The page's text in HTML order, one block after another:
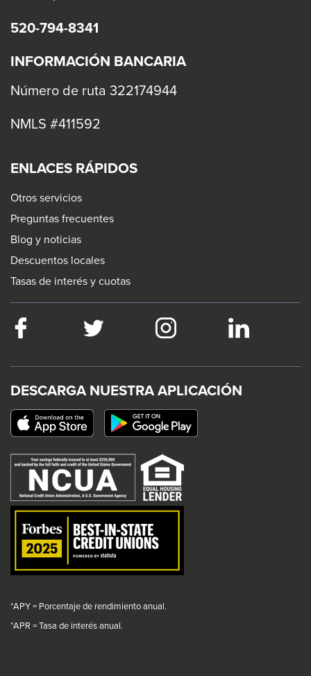
520-794-8341
INFORMACIÓN BANCARIA
Número de ruta 322174944
NMLS #411592
ENLACES RÁPIDOS
Otros servicios
Preguntas frecuentes
Blog y noticias
Descuentos locales
Tasas de interés y cuotas
Facebook
will
trigger
popup
message.
Twitter
This
will
trigger
popup
message.
Instagram
This
will
trigger
popup
message.
LinkedIn
This
link
will
DESCARGA NUESTRA APLICACIÓN
This
link
will
trigger
a
popup
message.
*APY = Porcentaje de rendimiento anual.
*APR = Tasa de interés anual.